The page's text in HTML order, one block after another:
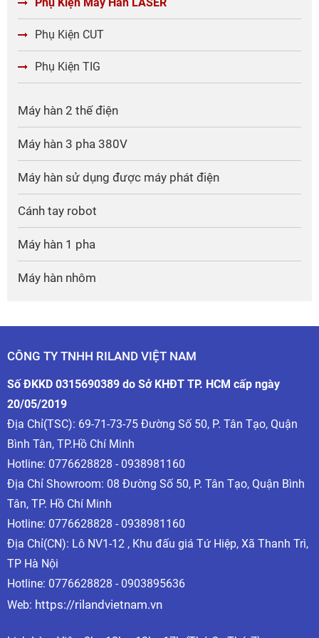
Phụ Kiện Máy Hàn LASER
Phụ Kiện CUT
Phụ Kiện TIG
Máy hàn 2 thế điện
Máy hàn 3 pha 380V
Máy hàn sử dụng được máy phát điện
Cánh tay robot
Máy hàn 1 pha
Máy hàn nhôm
+ Bộ cấp dây đơn và đôi
Và nhiều linh kiện thay thế chính hãng khác
Tất cả đều được kiểm định chất lượng nghiêm ngặt,
đảm bảo độ bền cao – tính tương thích hoàn hảo –
giá thành hợp lý.
3. Vì sao nên chọn phụ kiện máy hàn Laser tại
Công Ty RILAND?
+ Chính hãng 100%, tương thích tuyệt đối với máy
trường.
CÔNG TY TNHH RILAND VIỆT NAM
Số ĐKKD 0315690389 do Sở KHĐT TP. HCM cấp ngày
20/05/2019
Địa Chỉ(TSC): 69-71-73-75 Đường Số 50, P. Tân Tạo, Quận
Bình Tân, TP.Hồ Chí Minh
Hotline: 0776628828 - 0938981160
Địa Chỉ Showroom: 08 Đường Số 50, P. Tân Tạo, Quận Bình
Tân, TP. Hồ Chí Minh
Hotline: 0776628828 - 0938981160
Địa Chỉ(CN): Lô NV1-12 , Khu đấu giá Tứ Hiệp, Xã Thanh Trì,
TP Hà Nội
Hotline: 0776628828 - 0903895636
Web: https://rilandvietnam.vn